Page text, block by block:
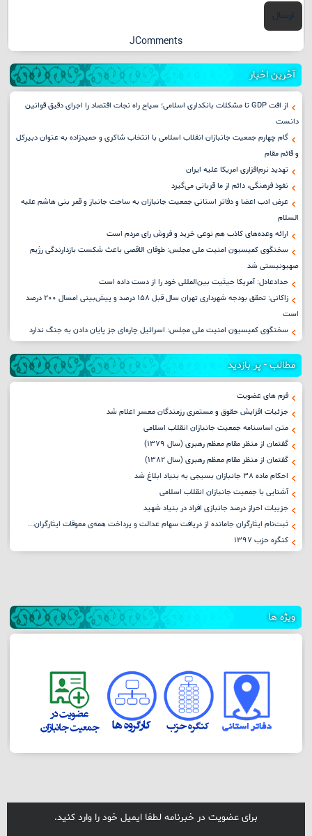
ارسال
JComments
آخرین اخبار
از افت GDP تا مشکلات بانکداری اسلامی؛ سیاح راه نجات اقتصاد را اجرای دقیق قوانین
دانست
گام چهارم جمعیت جانبازان انقلاب اسلامی با انتخاب شاکری و حمیدزاده به عنوان دبیرکل
و قائم مقام
تهدید نرم‌افزاری امریکا علیه ایران
نفوذ فرهنگی، دائم از ما قربانی می‌گیرد
عرض ادب اعضا و دفاتر استانی جمعیت جانبازان به ساحت جانباز و قمر بنی هاشم علیه
السلام
ارائه وعده‌های کاذب هم نوعی خرید و فروش رای مردم است
سخنگوی کمیسیون امنیت ملی مجلس: طوفان الاقصی باعث شکست بازدارندگی رژیم
صهیونیستی شد
حدادعادل: آمریکا حیثیت بین‌المللی خود را از دست داده است
زاکانی: تحقق بودجه شهرداری تهران سال قبل ۱۵۸ درصد و پیش‌بینی امسال ۲۰۰ درصد
است
سخنگوی کمیسیون امنیت ملی مجلس: اسرائیل چاره‌ای جز پایان دادن به جنگ ندارد
مطالب - پر بازدید
فرم های عضویت
جزئیات افزایش حقوق و مستمری رزمندگان معسر اعلام شد
متن اساسنامه جمعیت جانبازان انقلاب اسلامی
گفتمان از منظر مقام معظم رهبری (سال ۱۳۷۹)
گفتمان از منظر مقام معظم رهبری (سال ۱۳۸۲)
احکام ماده ۳۸ جانبازان بسیجی به بنیاد ابلاغ شد
آشنایی با جمعیت جانبازان انقلاب اسلامی
جزییات احراز درصد جانبازی افراد در بنیاد شهید
ثبت‌نام ایثارگران جامانده از دریافت سهام عدالت و پرداخت همه‌ی معوقات ایثارگران...
کنگره حزب ١٣٩٧
ویژه ها
برای عضویت در خبرنامه لطفا ایمیل خود را وارد کنید.